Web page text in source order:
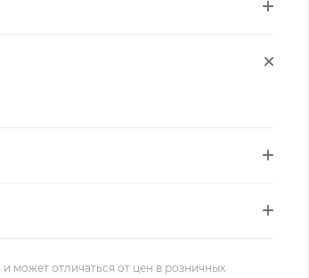
может отличаться от цен в розничных